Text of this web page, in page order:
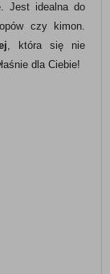
Jest idealna do
czy kimon.
, która się nie
dla Ciebie!